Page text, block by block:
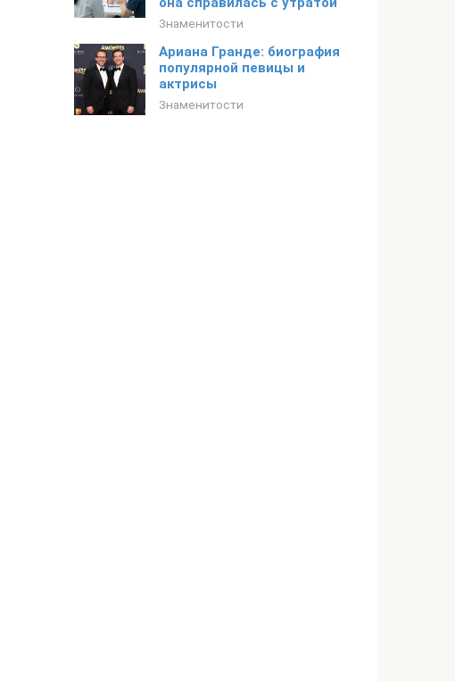
Знаменитости
Ариана Гранде: биография
популярной певицы и
актрисы
Знаменитости